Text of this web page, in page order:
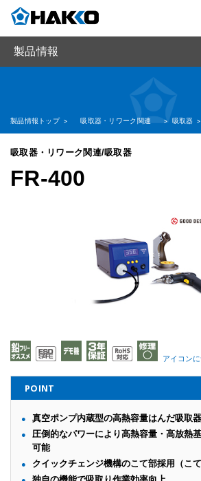
製品情報
製品情報トップ > 吸取器・リワーク関連 > 吸取器 >
吸取器・リワーク関連/吸取器
FR-400
アイコン
POINT
真空ポンプ内蔵型の高熱容量はんだ吸取器
圧倒的なパワーにより高熱容量・高放熱
可能
クイックチェンジ機構のこて部採用（こて